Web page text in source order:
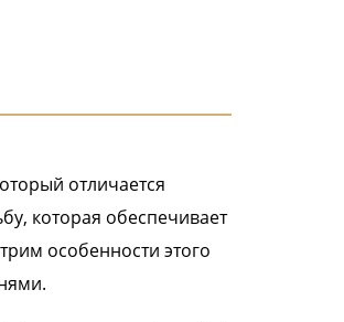
отличается
которая обеспечивает
особенности этого